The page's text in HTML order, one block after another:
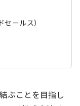
ールス）
ぶことを目指し